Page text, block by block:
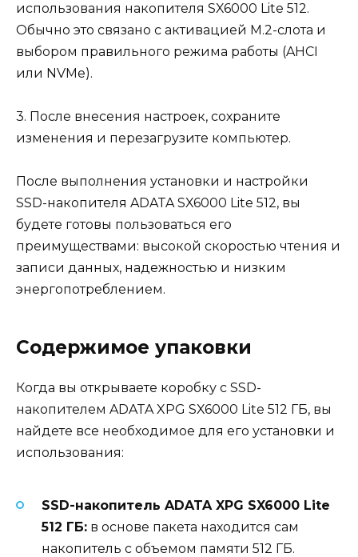
использования накопителя SX6000 Lite 512.
Обычно это связано с активацией M.2-слота и
выбором правильного режима работы (AHCI
или NVMe).
3. После внесения настроек, сохраните
изменения и перезагрузите компьютер.
После выполнения установки и настройки
SSD-накопителя ADATA SX6000 Lite 512, вы
будете готовы пользоваться его
преимуществами: высокой скоростью чтения и
записи данных, надежностью и низким
энергопотреблением.
Содержимое упаковки
Когда вы открываете коробку с SSD-
накопителем ADATA XPG SX6000 Lite 512 ГБ, вы
найдете все необходимое для его установки и
использования:
SSD-накопитель ADATA XPG SX6000 Lite
512 ГБ: в основе пакета находится сам
накопитель с объемом памяти 512 ГБ.